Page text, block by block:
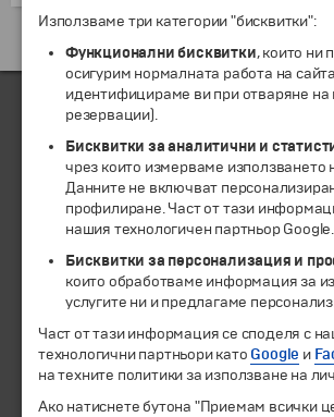
ЧЛЕН НА
Всички
Използваме три категории "бисквитки":
Функционални бисквитки, които ни
осигурим нормалната работа на
идентифицираме ви при отваряне на
резервации).
Бисквитки за аналитични и
чрез които измерваме използването
Данните не включват
профилиране. Част от тази
нашия технологичен партньор Google.
Бисквитки за персонализация и
които обработваме информация за
услугите ни и предлагаме
Част от тази информация се споделя с
технологични партньори като Google и
на техните политики за използване на
Ако натиснете бутона "Приемам всички